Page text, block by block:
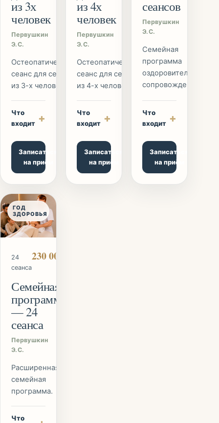
из 3х
человек
Первушкин
Э.С.
Остеопатический
сеанс для семьи
из 3-х человек
Что
входит +
Записаться
на приём
из 4х
человек
Первушкин
Э.С.
Остеопатический
сеанс для семьи
из 4-х человек
Что
входит +
Записаться
на приём
сеансов
Первушкин
Э.С.
Семейная
программа
оздоровительного
сопровождения.
Что
входит +
Записаться
на приём
ГОД
ЗДОРОВЬЯ
24
сеанса
230 000 ₽
Семейная
программа
— 24
сеанса
Первушкин
Э.С.
Расширенная
семейная
программа.
Что